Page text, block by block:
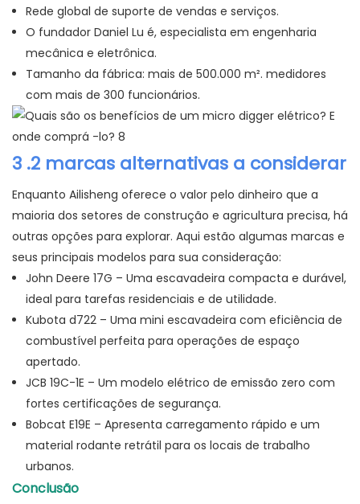
Rede global de suporte de vendas e serviços.
O fundador Daniel Lu é, especialista em engenharia
mecânica e eletrônica.
Tamanho da fábrica: mais de 500.000 m². medidores
com mais de 300 funcionários.
3 .2 marcas alternativas a considerar
Enquanto Ailisheng oferece o valor pelo dinheiro que a
maioria dos setores de construção e agricultura precisa, há
outras opções para explorar. Aqui estão algumas marcas e
seus principais modelos para sua consideração:
John Deere 17G – Uma escavadeira compacta e durável,
ideal para tarefas residenciais e de utilidade.
Kubota d722 – Uma mini escavadeira com eficiência de
combustível perfeita para operações de espaço
apertado.
JCB 19C-1E – Um modelo elétrico de emissão zero com
fortes certificações de segurança.
Bobcat E19E – Apresenta carregamento rápido e um
material rodante retrátil para os locais de trabalho
urbanos.
Conclusão